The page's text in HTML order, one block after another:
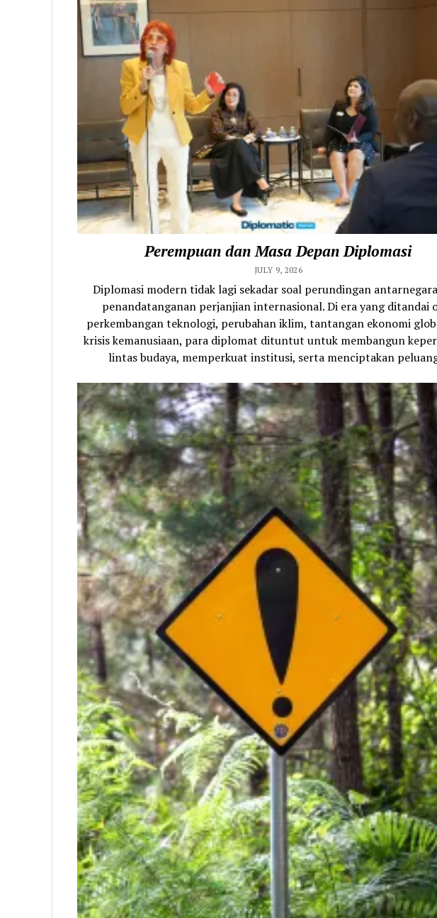
Perempuan dan Masa Depan Diplomasi
JULY 9, 2026
Diplomasi modern tidak lagi sekadar soal perundingan
penandatanganan perjanjian internasional. Di era yang ditandai
perkembangan teknologi, perubahan iklim, tantangan ekonomi
krisis kemanusiaan, para diplomat dituntut untuk membangun
lintas budaya, memperkuat institusi, serta menciptakan